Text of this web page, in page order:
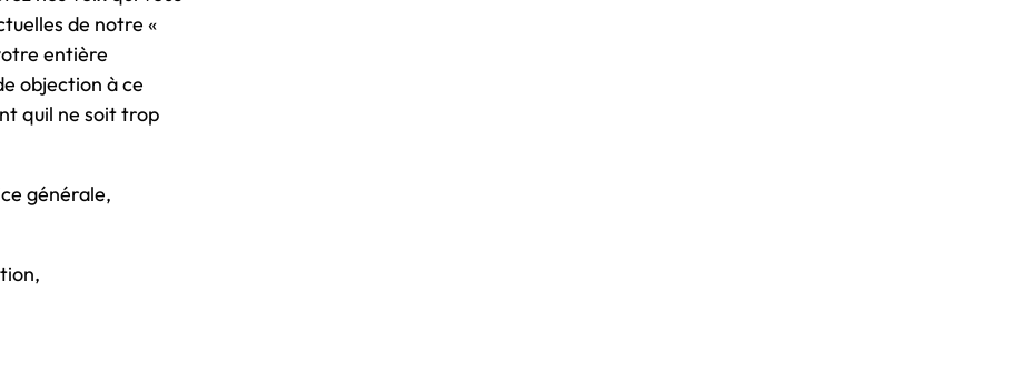
de notre «
entière
objection à ce
quil ne soit trop
générale,